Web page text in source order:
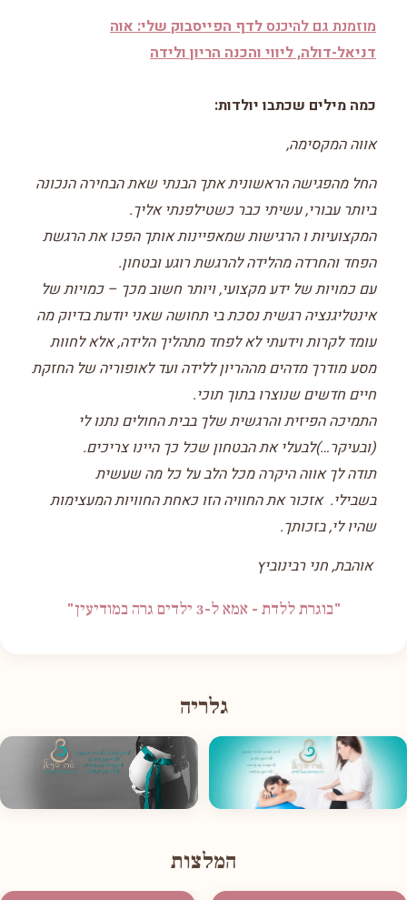
מוזמנת גם להיכנסלדף הפייסבוק שלי: אוה
דניאל-דולה, ליווי והכנה הריון ולידה
כמה מילים שכתבו יולדות:
אווה המקסימה,
החל מהפגישה הראשונית אתך הבנתי שאת הבחירה הנכונה
ביותר עבורי, עשיתי כבר כשטילפנתי אליך.
המקצועיות ו הרגישות שמאפיינות אותך הפכו את הרגשת
הפחד והחרדה מהלידה להרגשת רוגע ובטחון.
עם כמויות של ידע מקצועי, ויותר חשוב מכך – כמויות של
אינטליגנציה רגשית נסכת בי תחושה שאני יודעת בדיוק מה
עומד לקרות וידעתי לא לפחד מתהליך הלידה, אלא לחוות
מסע מודרך מדהים מההריון ללידה ועד לאופוריה של החזקת
חיים חדשים שנוצרו בתוך תוכי.
התמיכה הפיזית והרגשית שלך בבית החולים נתנו לי
(ובעיקר…)לבעלי את הבטחון שכל כך היינו צריכים.
תודה לך אווה היקרה מכל הלב על כל מה שעשית
בשבילי. אזכור את החוויה הזו כאחת החוויות המעצימות
שהיו לי, בזכותך.
אוהבת, חני רבינוביץ
"בוגרת ללדת - אמא ל-3 ילדים גרה במודיעין"
גלריה
המלצות